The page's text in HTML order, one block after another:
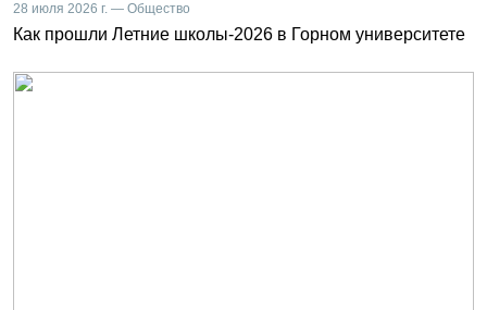
28 июля 2026 г. — Общество
Как прошли Летние школы-2026 в Горном университете